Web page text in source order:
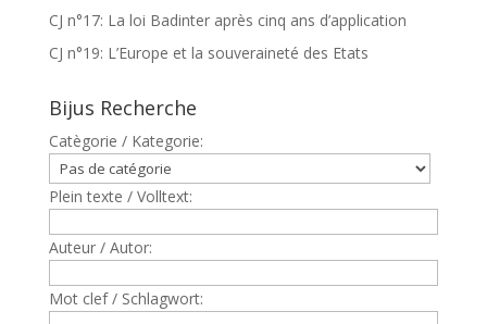
CJ n°17: La loi Badinter après cinq ans d’application
CJ n°19: L’Europe et la souveraineté des Etats
Bijus Recherche
Catègorie / Kategorie:
Plein texte / Volltext:
Auteur / Autor:
Mot clef / Schlagwort: